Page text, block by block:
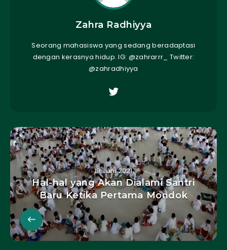
Zahra Radhiyya
Seorang mahasiswa yang sedang beradaptasi
dengan kerasnya hidup. IG: @zahrarrr_ Twitter:
@zahradhiyya
19 Juni 2021
Hal-hal yang Akan Dialami Santri
Baru Ketika Pertama Mondok